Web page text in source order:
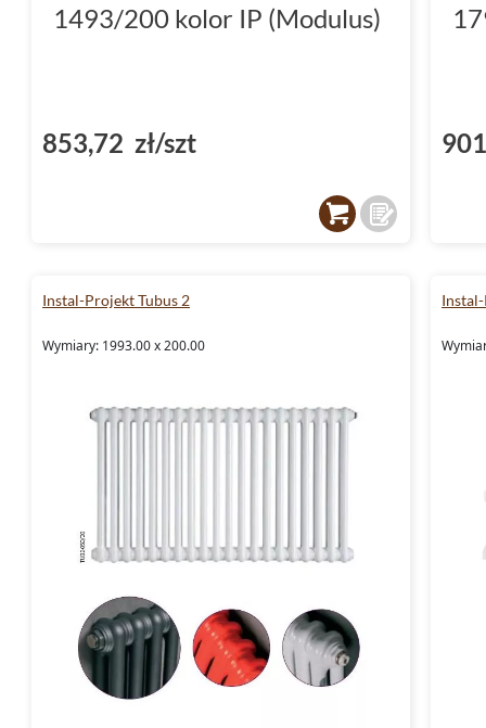
1493/200 kolor IP (Modulus)
853,72 zł/szt
Instal-Projekt Tubus 2
Wymiary: 1993.00 x 200.00